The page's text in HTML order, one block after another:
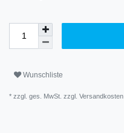
Wunschliste
* zzgl. ges. MwSt. zzgl. Versandkosten